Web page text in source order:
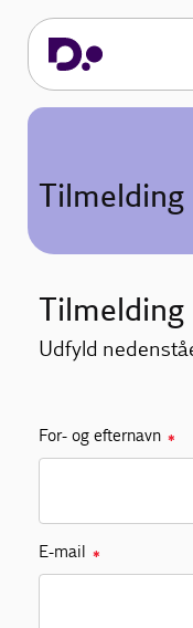
Tilmelding
Tilmelding
Udfyld
For- og efternavn ✱
E-mail ✱